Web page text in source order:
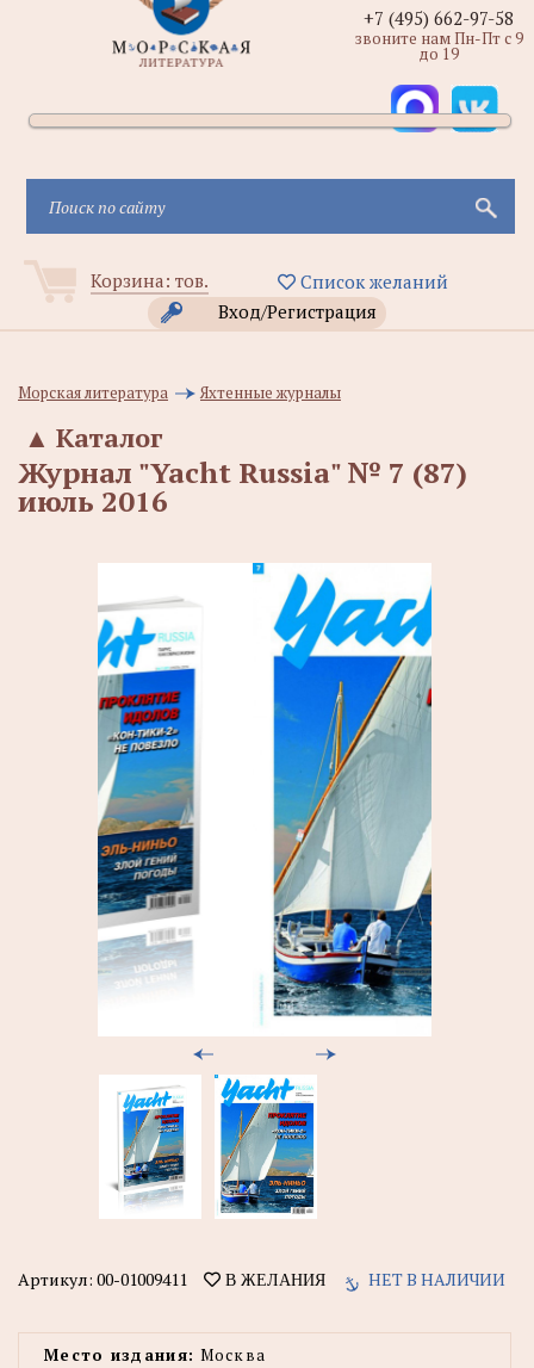
Корзина: тов.
Список желаний
Вход/Регистрация
+7 (495) 662-97-58
звоните нам Пн-Пт с 9
до 19
Морская литература Яхтенные журналы
Каталог
▲
Журнал "Yacht Russia" № 7 (87)
июль 2016
Артикул: 00-01009411 В ЖЕЛАНИЯ НЕТ В НАЛИЧИИ
Место издания: Москва